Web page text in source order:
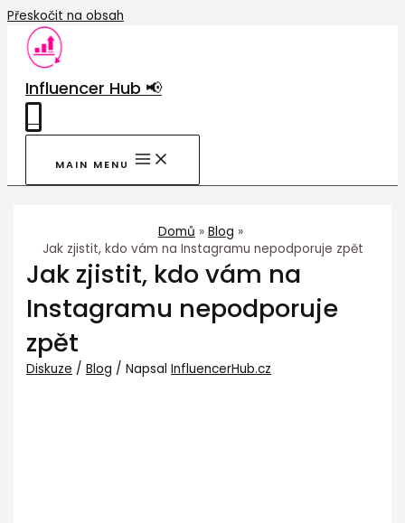
Přeskočit na obsah
Influencer Hub 📢
MAIN MENU
Domů
Blog
Jak zjistit, kdo vám na Instagramu nepodporuje zpět
Jak zjistit, kdo vám na
Instagramu nepodporuje
zpět
Diskuze /Blog / NapsalInfluencerHub.cz